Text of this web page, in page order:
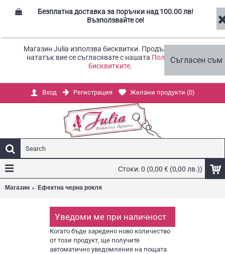
Безплатна доставка за поръчки над 100.00 лв!
Възползвайте се!
Магазин Julia използва бисквитки. Продължавайки
нататък вие се съгласявате с нашата Политика за
бисквитките.
Съгласен съм
Вход Регистрация Желани продукти (0)
Стоки: 0 (0,00 € (0,00 лв.))
Магазин Ефектна черна рокля
Уведоми ме при наличност
Когато бъде заредено ново количество
от този продукт, ще получите
автоматично уведомление на пощата